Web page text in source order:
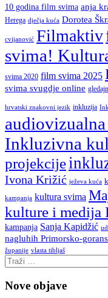
10 godina film svima anja
Herega dječja kuća Dorotea
cvijanović Filmaktiv
svima!
svima 2020 film svima 2025
svima svugdje online
hrvatski znakovni jezik inkluzija
Inkluzivna
projekcije
Ivona Križić ježeva kuća
kampanja kultura svima
kulture i medija
kampanja Sanja Kapidžić
nagluhih Primorsko-
županije vlasta tibljaš
Nove objave